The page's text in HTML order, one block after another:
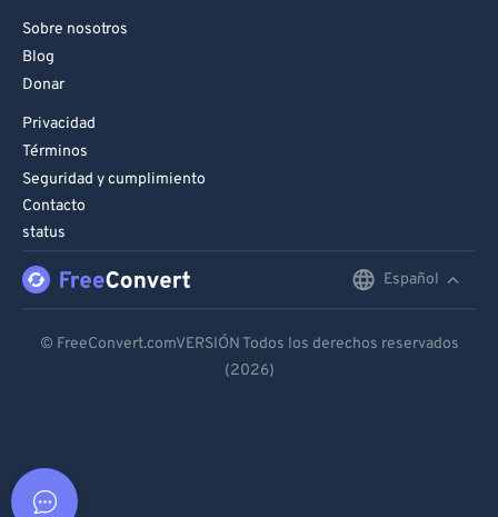
Sobre nosotros
Blog
Donar
Privacidad
Términos
Seguridad y cumplimiento
Contacto
status
Español
Español
© FreeConvert.comVERSIÓN Todos los derechos reservados
(2026)